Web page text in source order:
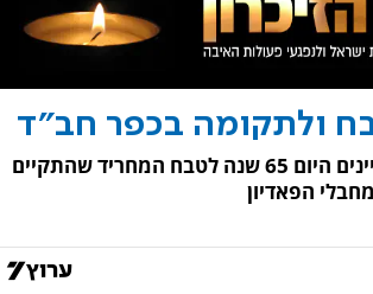
בחסידות חב"ד מציינים היום 65 שנה לטבח המחריד שהתקיים
הפאדיון